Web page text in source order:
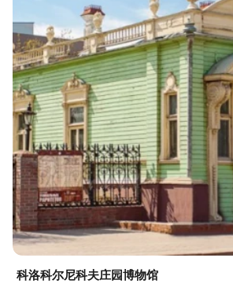
科洛科尔尼科夫庄园博物馆